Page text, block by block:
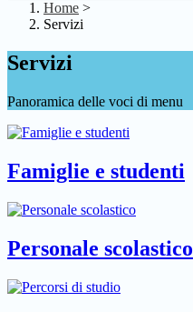
Home >
Servizi
Servizi
Panoramica delle voci di menu
Famiglie e studenti
Personale scolastico